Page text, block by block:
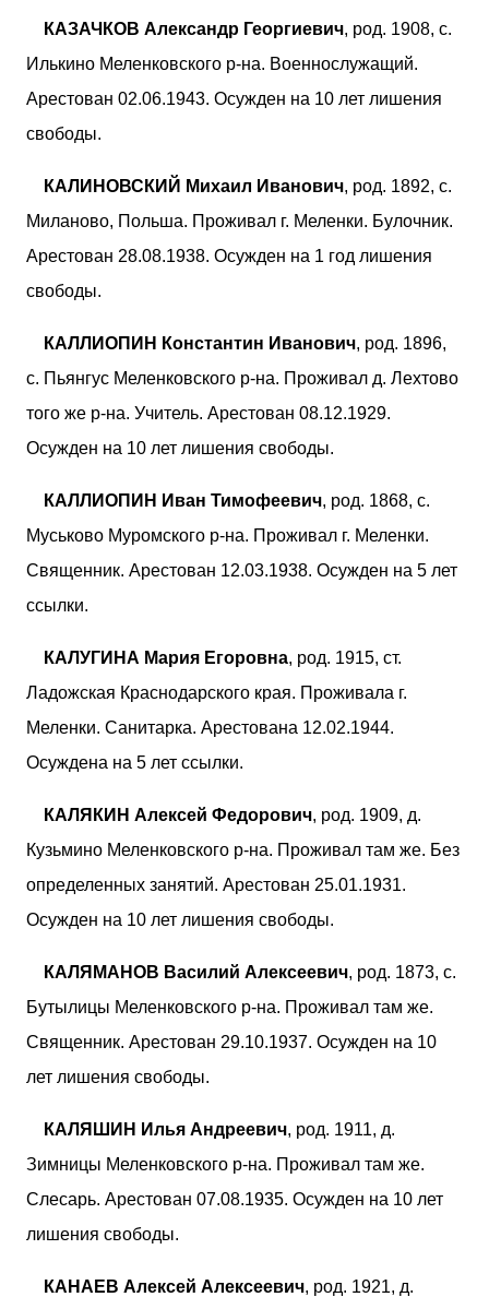
КАЗАЧКОВ Александр Георгиевич, род. 1908, с.
Илькино Меленковского р-на. Военнослужащий.
Арестован 02.06.1943. Осужден на 10 лет лишения
свободы.
КАЛИНОВСКИЙ Михаил Иванович, род. 1892, с.
Миланово, Польша. Проживал г. Меленки. Булочник.
Арестован 28.08.1938. Осужден на 1 год лишения
свободы.
КАЛЛИОПИН Константин Иванович, род. 1896,
с. Пьянгус Меленковского р-на. Проживал д. Лехтово
того же р-на. Учитель. Арестован 08.12.1929.
Осужден на 10 лет лишения свободы.
КАЛЛИОПИН Иван Тимофеевич, род. 1868, с.
Муськово Муромского р-на. Проживал г. Меленки.
Священник. Арестован 12.03.1938. Осужден на 5 лет
ссылки.
КАЛУГИНА Мария Егоровна, род. 1915, ст.
Ладожская Краснодарского края. Проживала г.
Меленки. Санитарка. Арестована 12.02.1944.
Осуждена на 5 лет ссылки.
КАЛЯКИН Алексей Федорович, род. 1909, д.
Кузьмино Меленковского р-на. Проживал там же. Без
определенных занятий. Арестован 25.01.1931.
Осужден на 10 лет лишения свободы.
КАЛЯМАНОВ Василий Алексеевич, род. 1873, с.
Бутылицы Меленковского р-на. Проживал там же.
Священник. Арестован 29.10.1937. Осужден на 10
лет лишения свободы.
КАЛЯШИН Илья Андреевич, род. 1911, д.
Зимницы Меленковского р-на. Проживал там же.
Слесарь. Арестован 07.08.1935. Осужден на 10 лет
лишения свободы.
КАНАЕВ Алексей Алексеевич, род. 1921, д.